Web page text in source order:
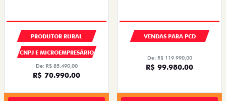
PRODUTOR RURAL
CNPJ E MICROEMPRESÁRIO
De: R$ 85.490,00
R$ 70.990,00
VENDAS PARA PCD
De: R$ 119.990,00
R$ 99.980,00